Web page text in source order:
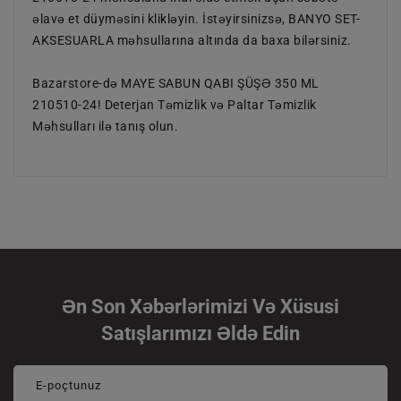
əlavə et düyməsini klikləyin. İstəyirsinizsə, BANYO SET-
AKSESUARLA məhsullarına altında da baxa bilərsiniz.
Bazarstore-də MAYE SABUN QABI ŞÜŞƏ 350 ML
210510-24! Deterjan Təmizlik və Paltar Təmizlik
Məhsulları ilə tanış olun.
Ən Son Xəbərlərimizi Və Xüsusi
Satışlarımızı Əldə Edin
E-poçtunuz